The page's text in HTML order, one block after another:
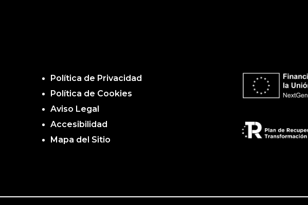
Política de Privacidad
Política de Cookies
Aviso Legal
Accesibilidad
Mapa del Sitio